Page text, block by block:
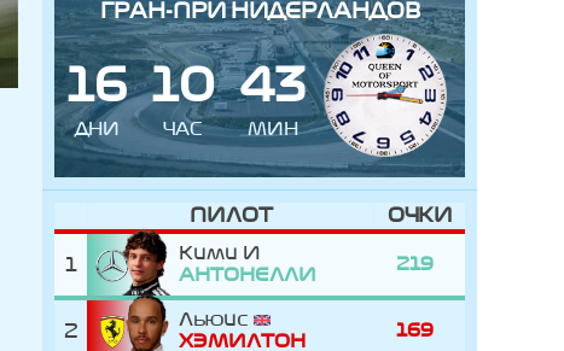
ГРАН-ПРИ НИДЕРЛАНДОВ
16
ДНИ
10
ЧАС
43
МИН
ПИЛОТ ОЧКИ
1
Кими
АНТОНЕЛЛИ
219
2
Льюис
ХЭМИЛТОН
169